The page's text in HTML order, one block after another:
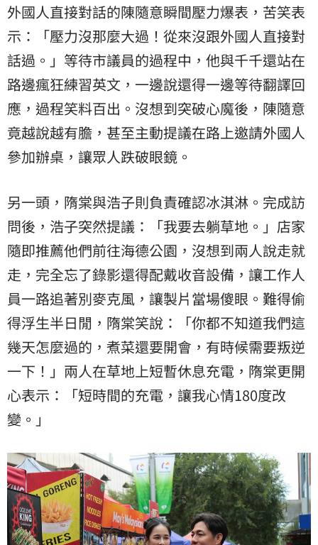
外國人直接對話的陳隨意瞬間壓力爆表，苦笑表
示：「壓力沒那麼大過！從來沒跟外國人直接對
話過。」等待市議員的過程中，他與千千還站在
路邊瘋狂練習英文，一邊說還得一邊等待翻譯回
應，過程笑料百出。沒想到突破心魔後，陳隨意
竟越說越有膽，甚至主動提議在路上邀請外國人
參加辦桌，讓眾人跌破眼鏡。
另一頭，隋棠與浩子則負責確認冰淇淋。完成訪
問後，浩子突然提議：「我要去躺草地。」店家
隨即推薦他們前往海德公園，沒想到兩人說走就
走，完全忘了錄影還得配戴收音設備，讓工作人
員一路追著別麥克風，讓製片當場傻眼。難得偷
得浮生半日閒，隋棠笑說：「你都不知道我們這
幾天怎麼過的，煮菜還要開會，有時候需要叛逆
一下！」兩人在草地上短暫休息充電，隋棠更開
心表示：「短時間的充電，讓我心情180度改
變。」